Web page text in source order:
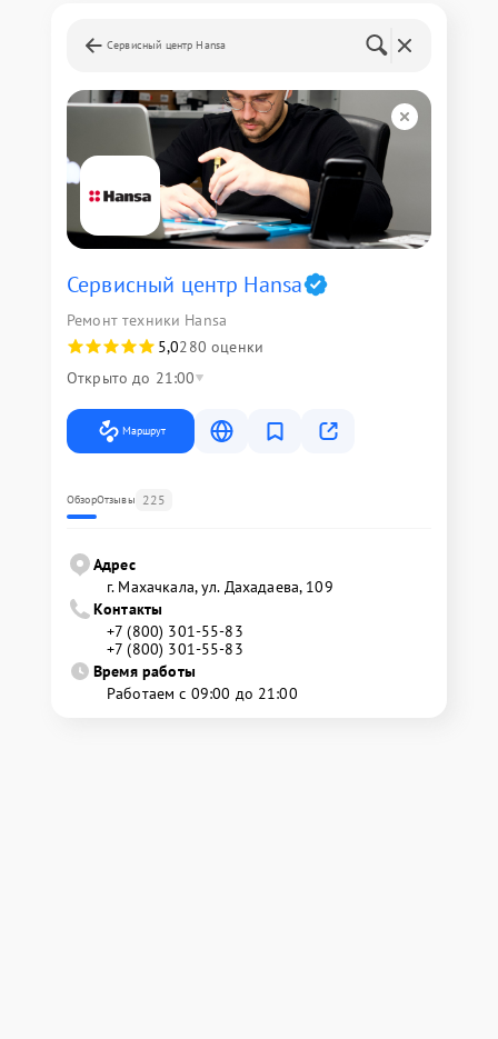
Сервисный центр Hansa
Сервисный центр Hansa
Ремонт техники Hansa
5,0280 оценки
Открыто до 21:00
Маршрут
ОбзорОтзывы 225
Адрес
г. Махачкала, ул. Дахадаева, 109
Контакты
+7 (800) 301-55-83
+7 (800) 301-55-83
Время работы
Работаем с 09:00 до 21:00